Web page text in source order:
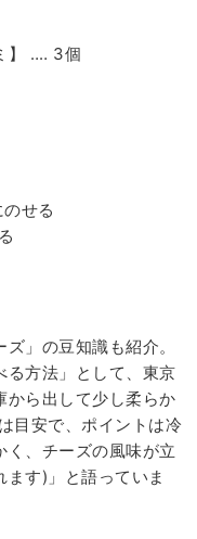
】 ‥‥ 3個
せる
」の豆知識も紹介。
る方法」として、東京
から出して少し柔らか
目安で、ポイントは冷
く、チーズの風味が立
す)」と語っていま